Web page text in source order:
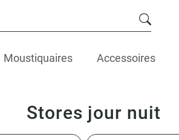
Moustiquaires Accessoires
Stores jour nuit